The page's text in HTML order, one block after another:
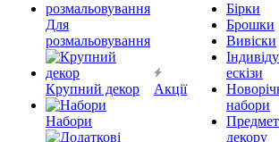
Для
розмальовування
Крупний декор
Набори
Акції
Бірки
Брошки
Вивіски
ескізи
набори
декору